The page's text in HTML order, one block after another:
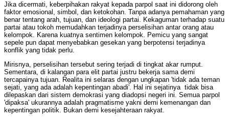
Jika dicermati, keberpihakan rakyat kepada parpol saat ini didorong oleh
faktor emosional, simbol, dan ketokohan. Tanpa adanya pemahaman yang
benar tentang arah, tujuan, dan ideologi partai. Kekaguman terhadap suatu
partai atau tokoh memudahkan terjadinya perselisihan antar orang atau
kelompok. Karena kuatnya sentimen kelompok. Pemicu yang sangat
sepele pun dapat menyebabkan gesekan yang berpotensi terjadinya
konflik yang tidak perlu.
Mirisnya, perselisihan tersebut sering terjadi di tingkat akar rumput.
Sementara, di kalangan para elit partai justru bekerja sama demi
tercapainya tujuan. Realita ini selaras dengan ungkapan 'tidak ada teman
sejati, yang ada adalah kepentingan abadi'. Hal ini sejatinya tidak bisa
dilepaskan dari sistem demokrasi yang diadopsi negeri ini. Semua parpol
'dipaksa' ukurannya adalah pragmatisme yakni demi kemenangan dan
kepentingan politik. Bukan demi kesejahteraan rakyat.